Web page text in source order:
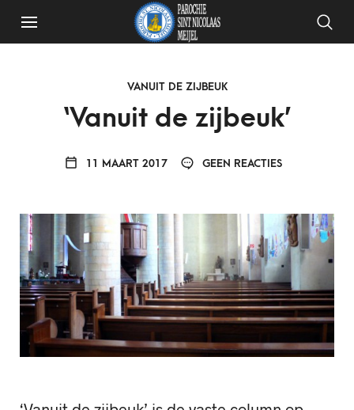
VANUIT DE ZIJBEUK
‘Vanuit de zijbeuk’
11 MAART 2017 GEEN REACTIES